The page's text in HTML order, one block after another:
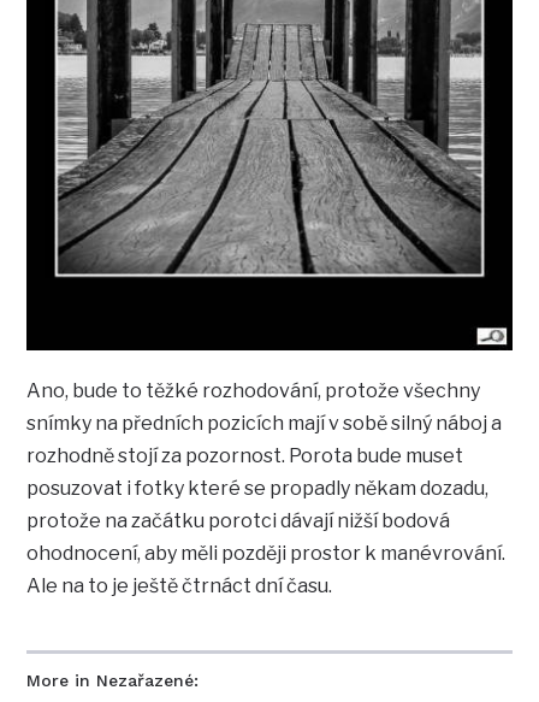
More in Nezařazené:
Ano, bude to těžké rozhodování, protože všechny
snímky na předních pozicích mají v sobě silný náboj a
rozhodně stojí za pozornost. Porota bude muset
posuzovat i fotky které se propadly někam dozadu,
protože na začátku porotci dávají nižší bodová
ohodnocení, aby měli později prostor k manévrování.
Ale na to je ještě čtrnáct dní času.